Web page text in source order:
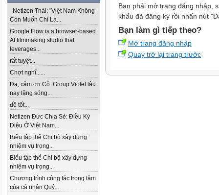
Netizen Thái: "Việt Nam Không
Còn Muốn Chỉ Là...
Google Flow is a browser-based
AI filmmaking studio that
leverages...
rất tuyệt...
Chợt nghĩ......
Dạ, cảm ơn Cô. Group Violet lâu
nay lặng sóng...
đề tốt...
Netizen Đức Chia Sẻ: Điều Kỳ
Diệu Ở Việt Nam...
Biểu tập thể Chi bộ xây dựng
nhiệm vụ trọng...
Biểu tập thể Chi bộ xây dựng
nhiệm vụ trọng...
Chương trình công tác trọng tâm
của cá nhân Quý...
Bạn phải mở trang đăng nhập,
khẩu đã đăng ký rồi nhấn nút
Bạn làm gì tiếp theo?
Mở trang đăng nhập
Quay trở lại trang trước